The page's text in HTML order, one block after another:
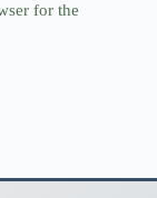
for the